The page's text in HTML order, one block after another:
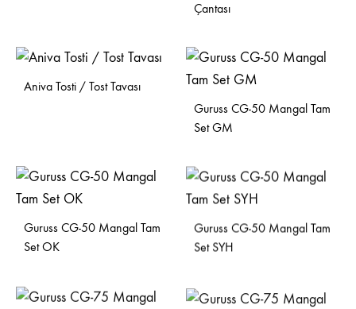
Çantası
Aniva Tosti / Tost Tavası
Guruss CG-50 Mangal Tam
Set GM
Guruss CG-50 Mangal Tam
Set OK
Guruss CG-50 Mangal Tam
Set SYH